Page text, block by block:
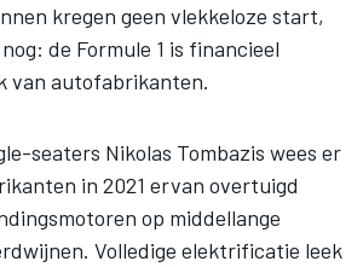
kregen geen vlekkeloze start,
de Formule 1 is financieel
van autofabrikanten.
seaters Nikolas Tombazis wees er
in 2021 ervan overtuigd
op middellange
Volledige elektrificatie leek